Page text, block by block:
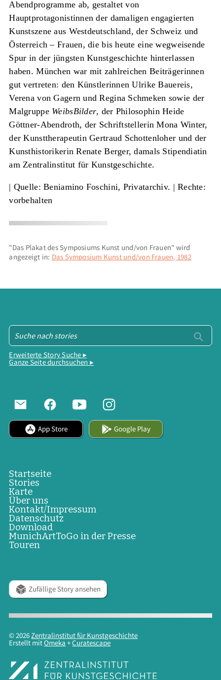
Abendprogramme ab, gestaltet von
Hauptprotagonistinnen der damaligen engagierten
Kunstszene aus Westdeutschland, der Schweiz und
Österreich – Frauen, die bis heute eine wegweisende
Spur in der jüngsten Kunstgeschichte hinterlassen
haben. München war mit zahlreichen Beiträgerinnen
gut vertreten: den Künstlerinnen Ulrike Bauereis,
Verena von Gagern und Regina Schmeken sowie der
Malgruppe WeibsBilder, der Philosophin Heide
Göttner-Abendroth, der Schriftstellerin Mona Winter,
der Kunsttherapeutin Gertraud Schottenloher und der
Kunsthistorikerin Renate Berger, damals Stipendiatin
am Zentralinstitut für Kunstgeschichte.
| Quelle: Beniamino Foschini, Privatarchiv. | Rechte:
vorbehalten
"Das Plakat des Symposiums Kunst und/von Frauen" wird
angezeigt in: Das Symposium Kunst und/von Frauen, 1982
Erweiterte Story Suche ▸
Ganze Seite durchsuchen ▸
App Store Google Play
Startseite
Stories
Karte
Über uns
Kontakt/Impressum
Datenschutz
Download
MunichArtToGo in der Presse
Touren
Zufällige Story ansehen
© 2026 Zentralinstitut für Kunstgeschichte
Erstellt mitOmeka +Curatescape